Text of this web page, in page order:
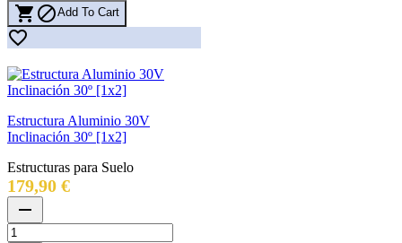
 Add To Cart

Estructura Aluminio 30V
Inclinación 30º [1x2]
Estructuras para Suelo
179,90 €Precio
remove